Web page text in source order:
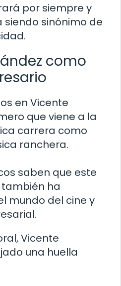
por siempre y
siendo sinónimo de
como
en Vicente
que viene a la
carrera como
ranchera.
saben que este
ha
mundo del cine y
Vicente
una huella